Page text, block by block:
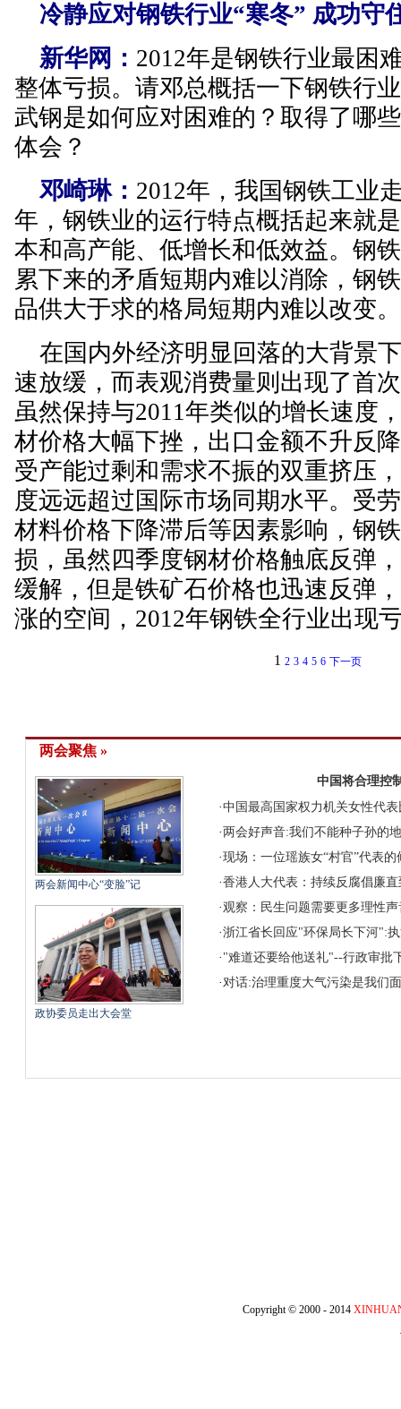
冷静应对钢铁行业“寒冬” 成功守
新华网： 2012年是钢铁行业最困
整体亏损。请邓总概括一下钢铁行
武钢是如何应对困难的？取得了哪
体会？
邓崎琳： 2012年，我国钢铁工业
年，钢铁业的运行特点概括起来就
本和高产能、低增长和低效益。钢
累下来的矛盾短期内难以消除，钢
品供大于求的格局短期内难以改变。
在国内外经济明显回落的大背景
速放缓，而表观消费量则出现了首
虽然保持与2011年类似的增长速度
材价格大幅下挫，出口金额不升反
受产能过剩和需求不振的双重挤压
度远远超过国际市场同期水平。受
材料价格下降滞后等因素影响，钢
损，虽然四季度钢材价格触底反弹
缓解，但是铁矿石价格也迅速反弹
涨的空间，2012年钢铁全行业出现
1 2 3 4 5 6 下一页
两会聚焦 »
两会新闻中心“变脸”记
政协委员走出大会堂
中国将合理控
·中国最高国家权力机关女性代
· 两会好声音:我们不能种子孙的
·现场：一位瑶族女“村官”代表的
·香港人大代表：持续反腐倡廉
·观察：民生问题需要更多理性声
·浙江省长回应"环保局长下河":
· "难道还要给他送礼"--行政审批
·对话:治理重度大气污染是我们
Copyright © 2000 - 2014